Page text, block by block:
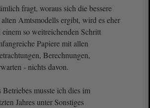
fragt, woraus sich die bessere
Amtsmodells ergibt, wird es eher
so weitreichenden Schritt
Papiere mit allen
Berechnungen,
- nichts davon.
musste ich dies im
Jahres unter Sonstiges